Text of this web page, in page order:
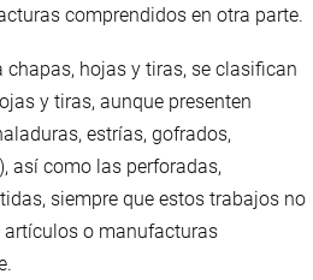
comprendidos en otra parte.
chapas, hojas y tiras, se clasifican
y tiras, aunque presenten
estrías, gofrados,
así como las perforadas,
siempre que estos trabajos no
artículos o manufacturas